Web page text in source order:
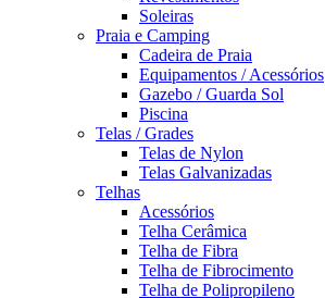
Soleiras
Praia e Camping
Cadeira de Praia
Equipamentos / Acessórios
Gazebo / Guarda Sol
Piscina
Telas / Grades
Telas de Nylon
Telas Galvanizadas
Telhas
Acessórios
Telha Cerâmica
Telha de Fibra
Telha de Fibrocimento
Telha de Polipropileno